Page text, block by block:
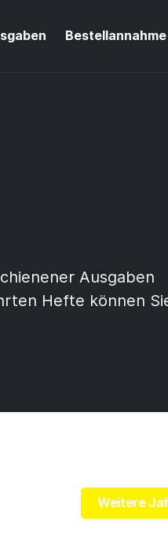
Bestellannahme
Ausgaben
Hefte können
Weitere